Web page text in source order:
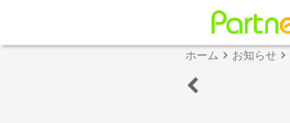
ホーム お知らせ